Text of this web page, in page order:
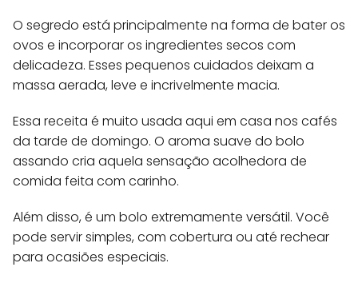
O segredo está principalmente na forma de bater os
ovos e incorporar os ingredientes secos com
delicadeza. Esses pequenos cuidados deixam a
massa aerada, leve e incrivelmente macia.
Essa receita é muito usada aqui em casa nos cafés
da tarde de domingo. O aroma suave do bolo
assando cria aquela sensação acolhedora de
comida feita com carinho.
Além disso, é um bolo extremamente versátil. Você
pode servir simples, com cobertura ou até rechear
para ocasiões especiais.